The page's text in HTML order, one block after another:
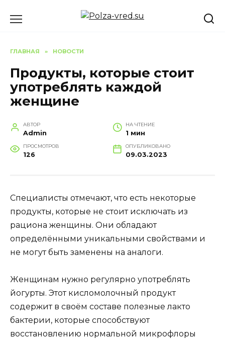
ГЛАВНАЯ » НОВОСТИ
Продукты, которые стоит
употреблять каждой
женщине
АВТОР
Admin
НА ЧТЕНИЕ
1 мин
ПРОСМОТРОВ
126
ОПУБЛИКОВАНО
09.03.2023
Специалисты отмечают, что есть некоторые
продукты, которые не стоит исключать из
рациона женщины. Они обладают
определёнными уникальными свойствами и
не могут быть заменены на аналоги.
Женщинам нужно регулярно употреблять
йогурты. Этот кисломолочный продукт
содержит в своём составе полезные лакто
бактерии, которые способствуют
восстановлению нормальной микрофлоры